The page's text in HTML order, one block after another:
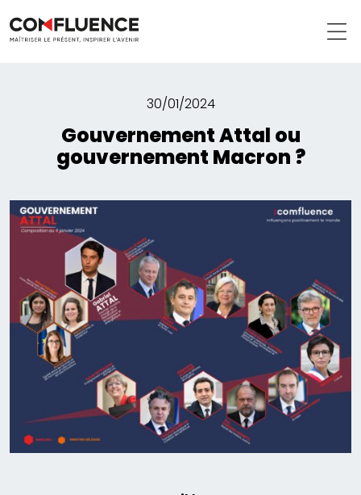
30/01/2024
Gouvernement Attal ou
gouvernement Macron ?